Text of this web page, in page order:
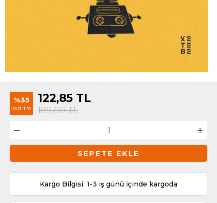
%35
indirim
122,85 TL
189,00TL
SEPETE EKLE
Kargo Bilgisi: 1-3 iş günü içinde kargoda